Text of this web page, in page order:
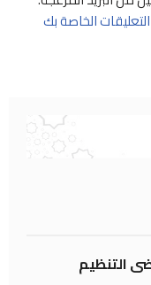
الخاصة بك
التنظيم